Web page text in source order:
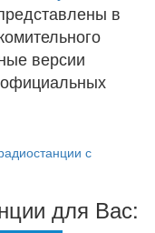
в
версии
официальных
с
для Вас: